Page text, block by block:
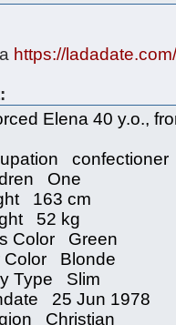
https://
Elena 40 y.o.,
confectioner
One
163 cm
52 kg
Color Green
Color Blonde
Type Slim
25 Jun 1978
Christian